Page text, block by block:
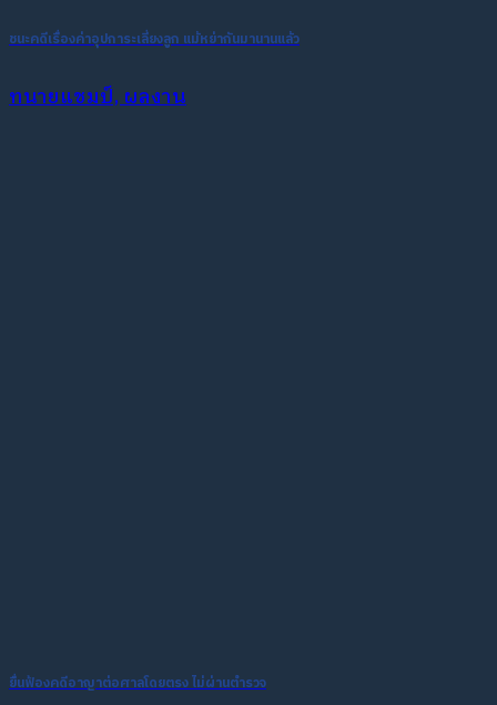
ชนะคดีเรื่องค่าอุปการะเลี่ยงลูก แม้หย่ากันมานานแล้ว
ทนายแชมป์, ผลงาน
ยื่นฟ้องคดีอาญาต่อศาลโดยตรง ไม่ผ่านตำรวจ